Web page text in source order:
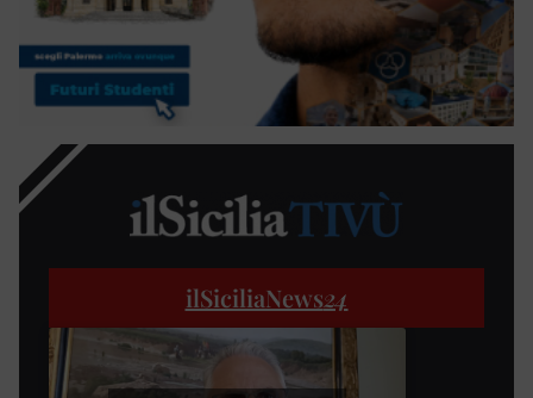
ilSiciliaNews24